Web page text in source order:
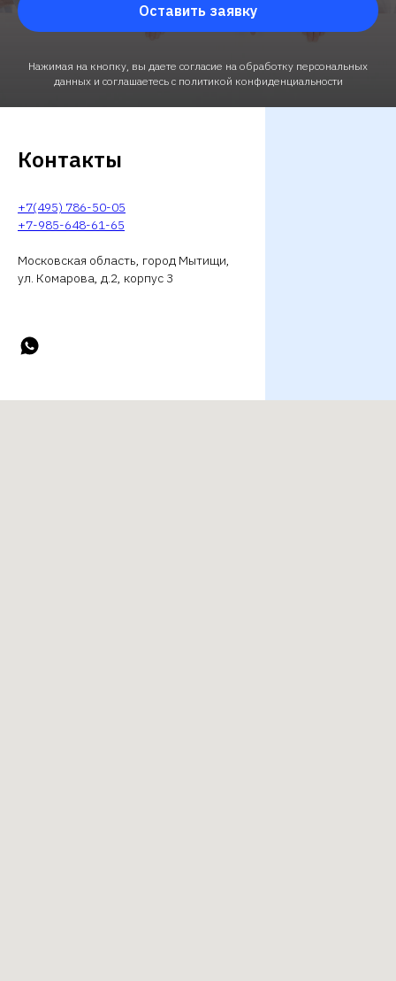
Оставить заявку
Нажимая на кнопку, вы даете согласие на обработку персональных
данных и соглашаетесь c политикой конфиденциальности
Контакты
+7(495) 786-50-05
+7-985-648-61-65
Московская область, город Мытищи,
ул. Комарова, д.2, корпус 3